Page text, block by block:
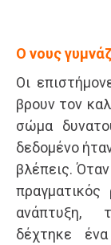
Ο νους
Οι
βρουν τον
σώμα
δεδομένο
βλέπεις.
ανάπτυξη,
δέχτηκε